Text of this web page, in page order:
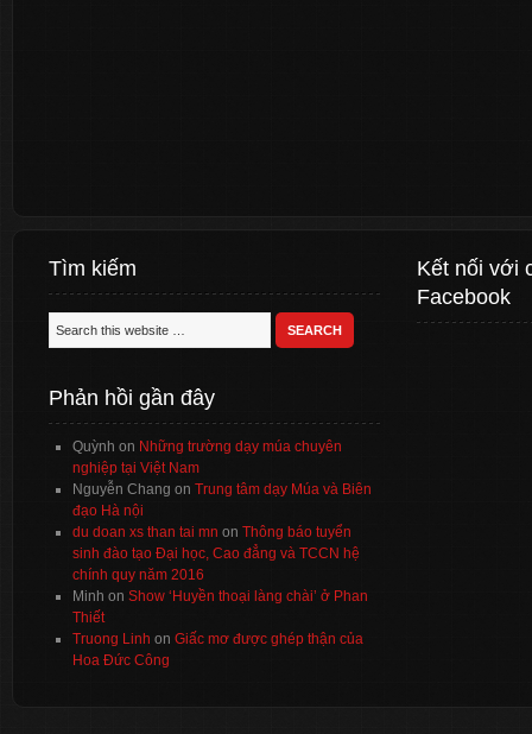
Tìm kiếm
Phản hồi gần đây
Quỳnh on Những trường dạy múa chuyên
nghiệp tại Việt Nam
Nguyễn Chang on Trung tâm dạy Múa và Biên
đạo Hà nội
du doan xs than tai mn on Thông báo tuyển
sinh đào tạo Đại học, Cao đẳng và TCCN hệ
chính quy năm 2016
Minh on Show ‘Huyền thoại làng chài’ ở Phan
Thiết
Truong Linh on Giấc mơ được ghép thận của
Hoa Đức Công
Kết nối với
Facebook